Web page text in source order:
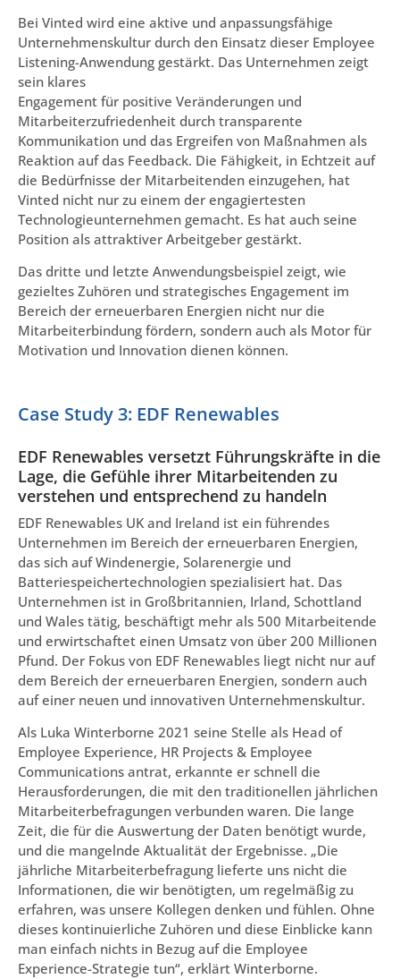
Bei Vinted wird eine aktive und anpassungsfähige
Unternehmenskultur durch den Einsatz dieser Employee
Listening-Anwendung gestärkt. Das Unternehmen zeigt
sein klares
Engagement für positive Veränderungen und
Mitarbeiterzufriedenheit durch transparente
Kommunikation und das Ergreifen von Maßnahmen als
Reaktion auf das Feedback. Die Fähigkeit, in Echtzeit auf
die Bedürfnisse der Mitarbeitenden einzugehen, hat
Vinted nicht nur zu einem der engagiertesten
Technologieunternehmen gemacht. Es hat auch seine
Position als attraktiver Arbeitgeber gestärkt.
Das dritte und letzte Anwendungsbeispiel zeigt, wie
gezieltes Zuhören und strategisches Engagement im
Bereich der erneuerbaren Energien nicht nur die
Mitarbeiterbindung fördern, sondern auch als Motor für
Motivation und Innovation dienen können.
Case Study 3: EDF Renewables
EDF Renewables versetzt Führungskräfte in die
Lage, die Gefühle ihrer Mitarbeitenden zu
verstehen und entsprechend zu handeln
EDF Renewables UK and Ireland ist ein führendes
Unternehmen im Bereich der erneuerbaren Energien,
das sich auf Windenergie, Solarenergie und
Batteriespeichertechnologien spezialisiert hat. Das
Unternehmen ist in Großbritannien, Irland, Schottland
und Wales tätig, beschäftigt mehr als 500 Mitarbeitende
und erwirtschaftet einen Umsatz von über 200 Millionen
Pfund. Der Fokus von EDF Renewables liegt nicht nur auf
dem Bereich der erneuerbaren Energien, sondern auch
auf einer neuen und innovativen Unternehmenskultur.
Als Luka Winterborne 2021 seine Stelle als Head of
Employee Experience, HR Projects & Employee
Communications antrat, erkannte er schnell die
Herausforderungen, die mit den traditionellen jährlichen
Mitarbeiterbefragungen verbunden waren. Die lange
Zeit, die für die Auswertung der Daten benötigt wurde,
und die mangelnde Aktualität der Ergebnisse. „Die
jährliche Mitarbeiterbefragung lieferte uns nicht die
Informationen, die wir benötigten, um regelmäßig zu
erfahren, was unsere Kollegen denken und fühlen. Ohne
dieses kontinuierliche Zuhören und diese Einblicke kann
man einfach nichts in Bezug auf die Employee
Experience-Strategie tun“, erklärt Winterborne.